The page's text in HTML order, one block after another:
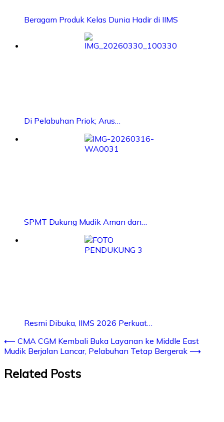
Beragam Produk Kelas Dunia Hadir di IIMS
Di Pelabuhan Priok; Arus…
SPMT Dukung Mudik Aman dan…
Resmi Dibuka, IIMS 2026 Perkuat…
⟵ CMA CGM Kembali Buka Layanan ke Middle East
Mudik Berjalan Lancar, Pelabuhan Tetap Bergerak ⟶
Related Posts